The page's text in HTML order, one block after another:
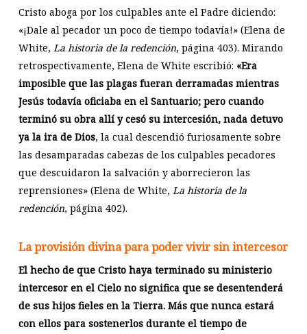
Cristo aboga por los culpables ante el Padre diciendo:
«¡Dale al pecador un poco de tiempo todavía!» (Elena de
White, La historia de la redención, página 403). Mirando
retrospectivamente, Elena de White escribió: «Era
imposible que las plagas fueran derramadas mientras
Jesús todavía oficiaba en el Santuario; pero cuando
terminó su obra allí y cesó su intercesión, nada detuvo
ya la ira de Dios, la cual descendió furiosamente sobre
las desamparadas cabezas de los culpables pecadores
que descuidaron la salvación y aborrecieron las
reprensiones» (Elena de White, La historia de la
redención, página 402).
La provisión divina para poder vivir sin intercesor
El hecho de que Cristo haya terminado su ministerio
intercesor en el Cielo no significa que se desentenderá
de sus hijos fieles en la Tierra. Más que nunca estará
con ellos para sostenerlos durante el tiempo de